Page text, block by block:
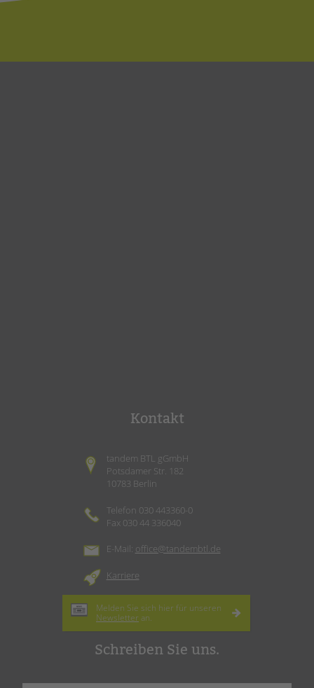
Kontakt
tandem BTL gGmbH
Potsdamer Str. 182
10783 Berlin
Telefon 030 443360-0
Fax 030 44 336040
E-Mail: office@tandembtl.de
Karriere
Melden Sie sich hier für unseren
Newsletter an.
Schreiben Sie uns.